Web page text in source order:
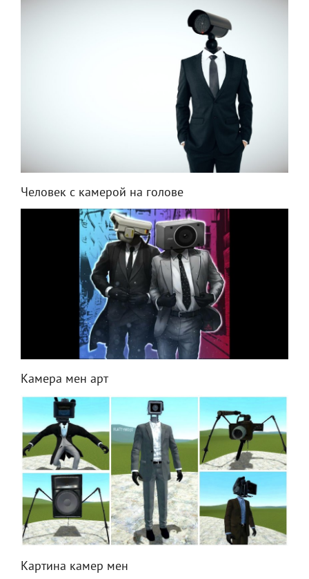
Человек с камерой на голове
Камера мен арт
Картина камер мен